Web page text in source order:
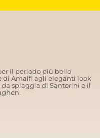
il periodo più bello
di Amalfi agli eleganti look
spiaggia di Santorini e il